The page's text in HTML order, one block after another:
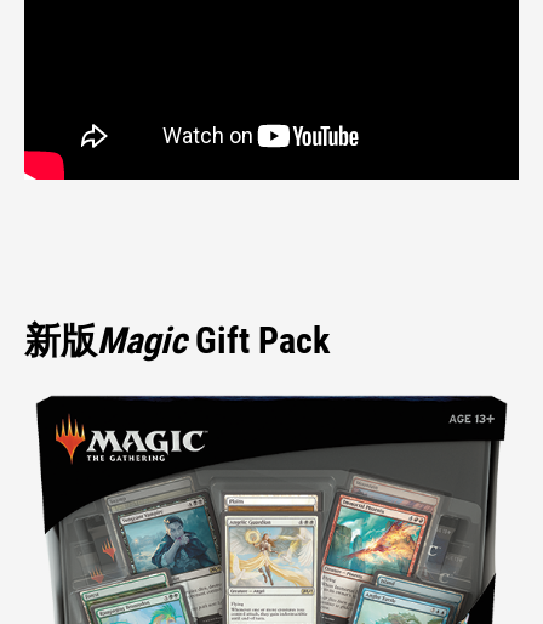
新版MagicGift Pack